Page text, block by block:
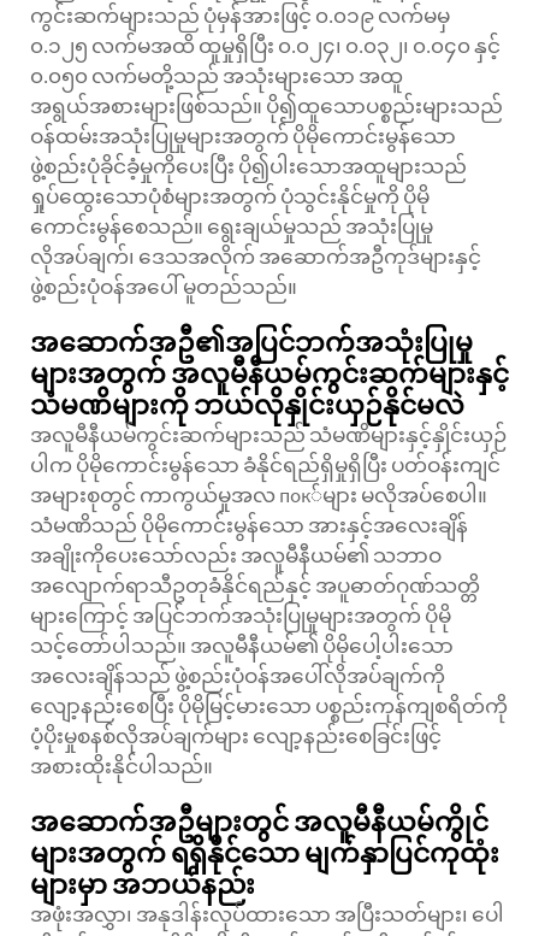
ကွင်းဆက်များသည် ပုံမှန်အားဖြင့် ၀.၀၁၉ လက်မမှ
၀.၁၂၅ လက်မအထိ ထူမှုရှိပြီး ၀.၀၂၄၊ ၀.၀၃၂၊ ၀.၀၄၀ နှင့်
၀.၀၅၀ လက်မတို့သည် အသုံးများသော အထူ
အရွယ်အစားများဖြစ်သည်။ ပို၍ထူသောပစ္စည်းများသည်
ဝန်ထမ်းအသုံးပြုမှုများအတွက် ပိုမိုကောင်းမွန်သော
ဖွဲ့စည်းပုံခိုင်ခံ့မှုကိုပေးပြီး ပို၍ပါးသောအထူများသည်
ရှုပ်ထွေးသောပုံစံများအတွက် ပုံသွင်းနိုင်မှုကို ပိုမို
ကောင်းမွန်စေသည်။ ရွေးချယ်မှုသည် အသုံးပြုမှု
လိုအပ်ချက်၊ ဒေသအလိုက် အဆောက်အဦကုဒ်များနှင့်
ဖွဲ့စည်းပုံဝန်အပေါ် မူတည်သည်။
အဆောက်အဦ၏အပြင်ဘက်အသုံးပြုမှု
များအတွက် အလူမီနီယမ်ကွင်းဆက်များနှင့်
သံမဏိများကို ဘယ်လိုနှိုင်းယှဉ်နိုင်မလဲ
အလူမီနီယမ်ကွင်းဆက်များသည် သံမဏိများနှင့်နှိုင်းယှဉ်
ပါက ပိုမိုကောင်းမွန်သော ခံနိုင်ရည်ရှိမှုရှိပြီး ပတ်ဝန်းကျင်
အများစုတွင် ကာကွယ်မှုအလ пок်များ မလိုအပ်စေပါ။
သံမဏိသည် ပိုမိုကောင်းမွန်သော အားနှင့်အလေးချိန်
အချိုးကိုပေးသော်လည်း အလူမီနီယမ်၏ သဘာဝ
အလျောက်ရာသီဥတုခံနိုင်ရည်နှင့် အပူဓာတ်ဂုဏ်သတ္တိ
များကြောင့် အပြင်ဘက်အသုံးပြုမှုများအတွက် ပိုမို
သင့်တော်ပါသည်။ အလူမီနီယမ်၏ ပိုမိုပေါ့ပါးသော
အလေးချိန်သည် ဖွဲ့စည်းပုံဝန်အပေါ်လိုအပ်ချက်ကို
လျော့နည်းစေပြီး ပိုမိုမြင့်မားသော ပစ္စည်းကုန်ကျစရိတ်ကို
ပံ့ပိုးမှုစနစ်လိုအပ်ချက်များ လျော့နည်းစေခြင်းဖြင့်
အစားထိုးနိုင်ပါသည်။
အဆောက်အဦများတွင် အလူမီနီယမ်ကွိုင်
များအတွက် ရရှိနိုင်သော မျက်နှာပြင်ကုထုံး
များမှာ အဘယ်နည်း
အဖုံးအလွှာ၊ အနုဒါန်းလုပ်ထားသော အပြီးသတ်များ၊ ပေါ